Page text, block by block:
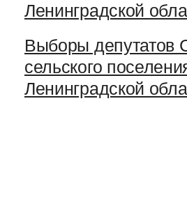
Ленинградской
Выборы депутатов
сельского
Ленинградской